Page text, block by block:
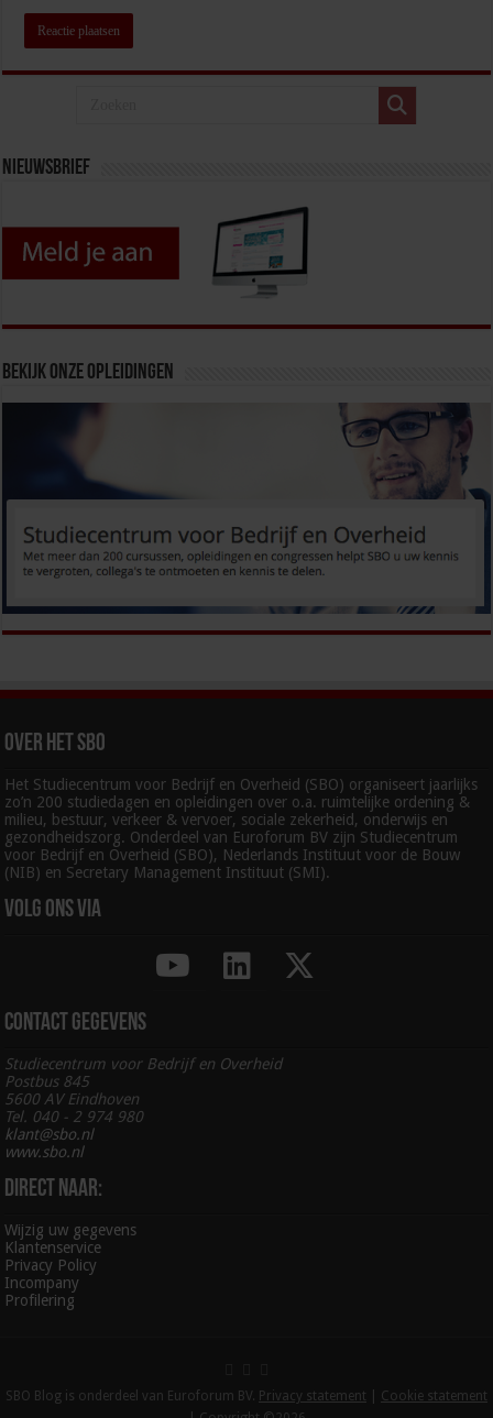
Nieuwsbrief
Bekijk onze opleidingen
Over het SBO
Het Studiecentrum voor Bedrijf en Overheid (SBO) organiseert jaarlijks
zo’n 200 studiedagen en opleidingen over o.a. ruimtelijke ordening &
milieu, bestuur, verkeer & vervoer, sociale zekerheid, onderwijs en
gezondheidszorg. Onderdeel van Euroforum BV zijn Studiecentrum
voor Bedrijf en Overheid (SBO), Nederlands Instituut voor de Bouw
(NIB) en Secretary Management Instituut (SMI).
Volg ons via
Contact gegevens
Studiecentrum voor Bedrijf en Overheid
Postbus 845
5600 AV Eindhoven
Tel. 040 - 2 974 980
klant@sbo.nl
www.sbo.nl
Direct naar:
Wijzig uw gegevens
Klantenservice
Privacy Policy
Incompany
Profilering
SBO Blog is onderdeel van Euroforum BV. Privacy statement
Cookie statement